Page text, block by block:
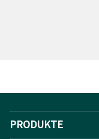
PRODUKTE